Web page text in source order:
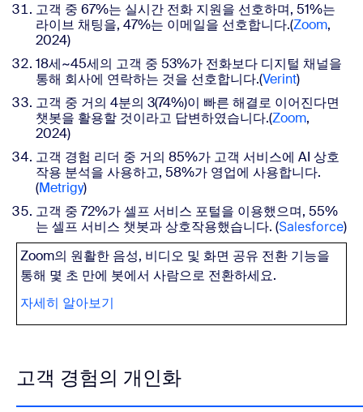
고객 중 67%는 실시간 전화 지원을 선호하며, 51%는
라이브 채팅을, 47%는 이메일을 선호합니다.(Zoom,
2024)
18세~45세의 고객 중 53%가 전화보다 디지털 채널을
통해 회사에 연락하는 것을 선호합니다.(Verint)
고객 중 거의 4분의 3(74%)이 빠른 해결로 이어진다면
챗봇을 활용할 것이라고 답변하였습니다.(Zoom,
2024)
고객 경험 리더 중 거의 85%가 고객 서비스에 AI 상호
작용 분석을 사용하고, 58%가 영업에 사용합니다.
(Metrigy)
고객 중 72%가 셀프 서비스 포털을 이용했으며, 55%
는 셀프 서비스 챗봇과 상호작용했습니다. (Salesforce)
Zoom의 원활한 음성, 비디오 및 화면 공유 전환 기능을
통해 몇 초 만에 봇에서 사람으로 전환하세요.
자세히 알아보기
고객 경험의 개인화